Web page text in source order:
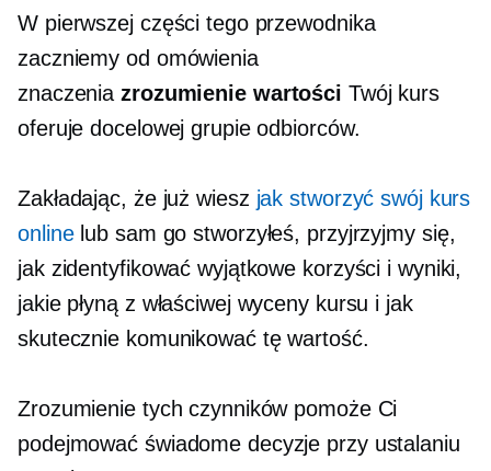
W pierwszej części tego przewodnika
zaczniemy od omówienia
znaczeniazrozumienie wartości Twój kurs
oferuje docelowej grupie odbiorców.
Zakładając, że już wiesz jak stworzyć swój kurs
onlinelub sam go stworzyłeś, przyjrzyjmy się,
jak zidentyfikować wyjątkowe korzyści i wyniki,
jakie płyną z właściwej wyceny kursu i jak
skutecznie komunikować tę wartość.
Zrozumienie tych czynników pomoże Ci
podejmować świadome decyzje przy ustalaniu